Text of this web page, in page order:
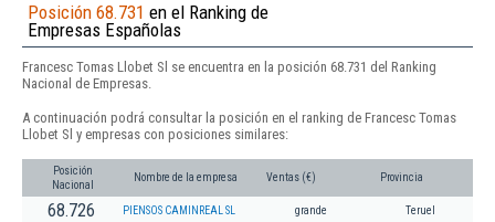
Posición 68.731 en el Ranking de
Empresas Españolas
Francesc Tomas Llobet Sl se encuentra en la posición 68.731 del Ranking
Nacional de Empresas.
A continuación podrá consultar la posición en el ranking de Francesc Tomas
Llobet Sl y empresas con posiciones similares:
Posición
Nacional
Nombre de la empresa Ventas (€) Provincia
68.726 PIENSOS CAMINREAL SL grande Teruel